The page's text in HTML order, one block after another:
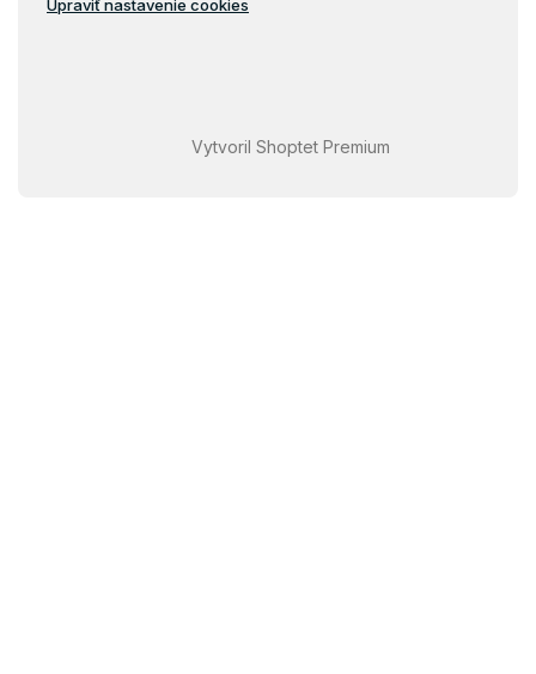
Vytvoril Shoptet Premium
Upraviť nastavenie cookies